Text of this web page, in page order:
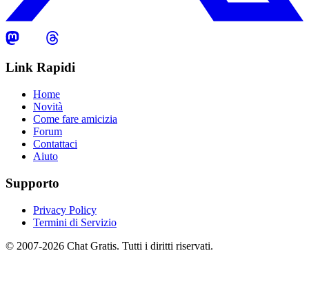
Link Rapidi
Home
Novità
Come fare amicizia
Forum
Contattaci
Aiuto
Supporto
Privacy Policy
Termini di Servizio
© 2007-2026 Chat Gratis. Tutti i diritti riservati.